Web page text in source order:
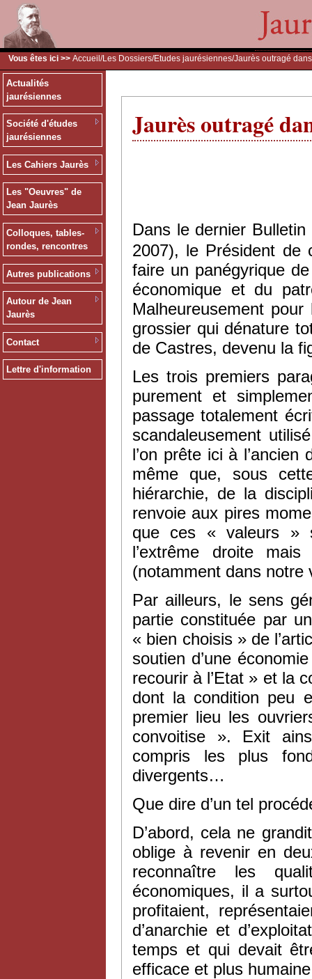
Vous êtes ici >> Accueil /Les Dossiers/Etudes jaurésiennes/Jaurès outragé
Actualités
jaurésiennes
Société d'études
jaurésiennes
Les Cahiers Jaurès
Les "Oeuvres" de
Jean Jaurès
Colloques, tables-
rondes, rencontres
Autres publications
Autour de Jean
Jaurès
Contact
Lettre d'information
Jaurès outragé
Dans le dernier
2007), le Président de
faire un panégyrique
économique et du
Malheureusement
grossier qui dénature
de Castres, devenu la
Les trois premiers
purement et
passage totalement
scandaleusement
l’on prête ici à
même que, sous
hiérarchie, de la
renvoie aux pires
que ces « valeurs »
l’extrême droite
(notamment dans notre
Par ailleurs, le sens
partie constituée par
« bien choisis » de
soutien d’une
recourir à l’Etat » et la
dont la condition peu
premier lieu les
convoitise ». Exit
compris les plus
divergents…
Que dire d’un tel
D’abord, cela ne
oblige à revenir en
reconnaître les
économiques, il a
profitaient,
d’anarchie et
temps et qui devait
efficace et plus